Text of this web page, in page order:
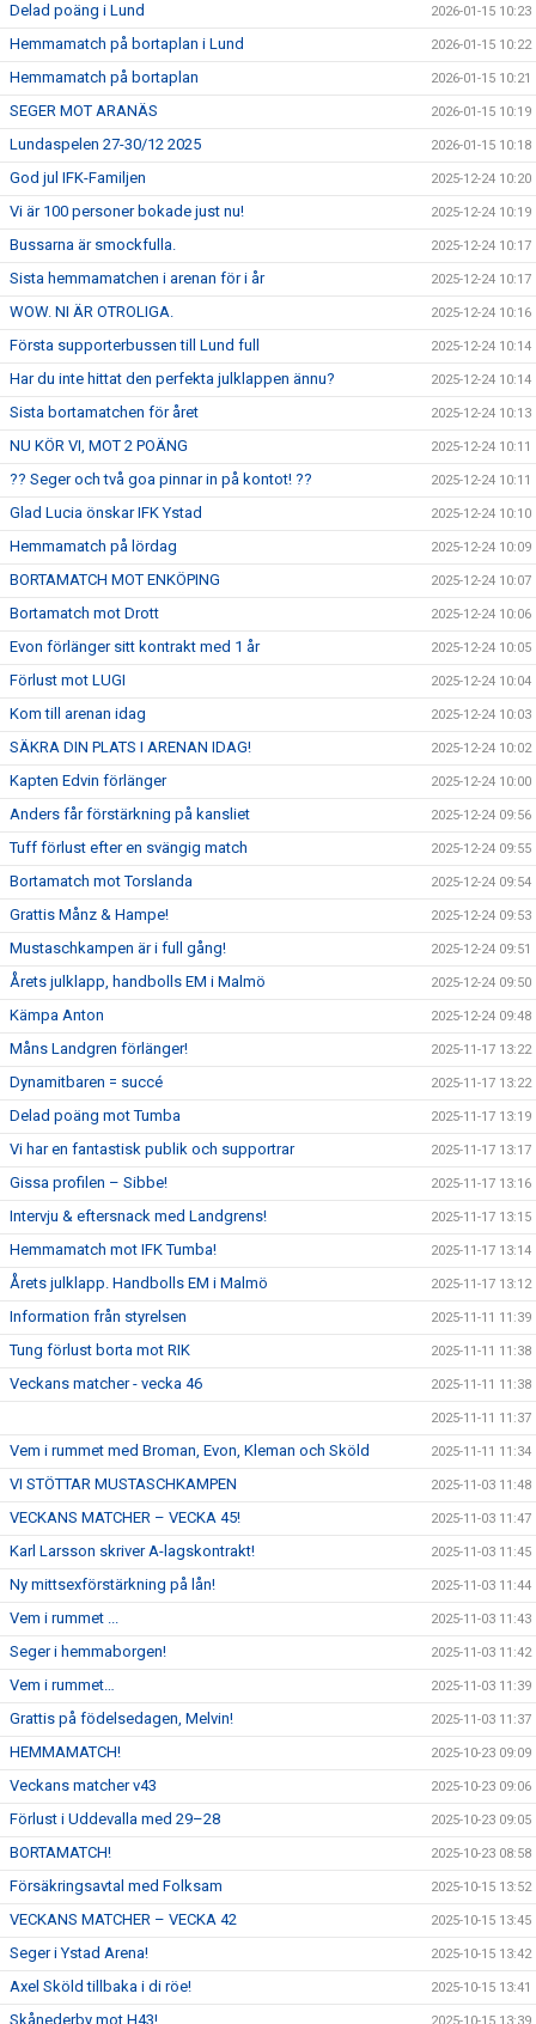
Delad poäng i Lund 2026-01-15 10:23
Hemmamatch på bortaplan i Lund 2026-01-15 10:22
Hemmamatch på bortaplan 2026-01-15 10:21
SEGER MOT ARANÄS 2026-01-15 10:19
Lundaspelen 27-30/12 2025 2026-01-15 10:18
God jul IFK-Familjen 2025-12-24 10:20
Vi är 100 personer bokade just nu! 2025-12-24 10:19
Bussarna är smockfulla. 2025-12-24 10:17
Sista hemmamatchen i arenan för i år 2025-12-24 10:17
WOW. NI ÄR OTROLIGA. 2025-12-24 10:16
Första supporterbussen till Lund full 2025-12-24 10:14
Har du inte hittat den perfekta julklappen ännu? 2025-12-24 10:14
Sista bortamatchen för året 2025-12-24 10:13
NU KÖR VI, MOT 2 POÄNG 2025-12-24 10:11
?? Seger och två goa pinnar in på kontot! ?? 2025-12-24 10:11
Glad Lucia önskar IFK Ystad 2025-12-24 10:10
Hemmamatch på lördag 2025-12-24 10:09
BORTAMATCH MOT ENKÖPING 2025-12-24 10:07
Bortamatch mot Drott 2025-12-24 10:06
Evon förlänger sitt kontrakt med 1 år 2025-12-24 10:05
Förlust mot LUGI 2025-12-24 10:04
Kom till arenan idag 2025-12-24 10:03
SÄKRA DIN PLATS I ARENAN IDAG! 2025-12-24 10:02
Kapten Edvin förlänger 2025-12-24 10:00
Anders får förstärkning på kansliet 2025-12-24 09:56
Tuff förlust efter en svängig match 2025-12-24 09:55
Bortamatch mot Torslanda 2025-12-24 09:54
Grattis Månz & Hampe! 2025-12-24 09:53
Mustaschkampen är i full gång! 2025-12-24 09:51
Årets julklapp, handbolls EM i Malmö 2025-12-24 09:50
Kämpa Anton 2025-12-24 09:48
Måns Landgren förlänger! 2025-11-17 13:22
Dynamitbaren = succé 2025-11-17 13:22
Delad poäng mot Tumba 2025-11-17 13:19
Vi har en fantastisk publik och supportrar 2025-11-17 13:17
Gissa profilen – Sibbe! 2025-11-17 13:16
Intervju & eftersnack med Landgrens! 2025-11-17 13:15
Hemmamatch mot IFK Tumba! 2025-11-17 13:14
Årets julklapp. Handbolls EM i Malmö 2025-11-17 13:12
Information från styrelsen 2025-11-11 11:39
Tung förlust borta mot RIK 2025-11-11 11:38
Veckans matcher - vecka 46 2025-11-11 11:38
2025-11-11 11:37
Vem i rummet med Broman, Evon, Kleman och Sköld 2025-11-11 11:34
VI STÖTTAR MUSTASCHKAMPEN 2025-11-03 11:48
VECKANS MATCHER – VECKA 45! 2025-11-03 11:47
Karl Larsson skriver A-lagskontrakt! 2025-11-03 11:45
Ny mittsexförstärkning på lån! 2025-11-03 11:44
Vem i rummet ... 2025-11-03 11:43
Seger i hemmaborgen! 2025-11-03 11:42
Vem i rummet… 2025-11-03 11:39
Grattis på födelsedagen, Melvin! 2025-11-03 11:37
HEMMAMATCH! 2025-10-23 09:09
Veckans matcher v43 2025-10-23 09:06
Förlust i Uddevalla med 29–28 2025-10-23 09:05
BORTAMATCH! 2025-10-23 08:58
Försäkringsavtal med Folksam 2025-10-15 13:52
VECKANS MATCHER – VECKA 42 2025-10-15 13:45
Seger i Ystad Arena! 2025-10-15 13:42
Axel Sköld tillbaka i di röe! 2025-10-15 13:41
Skånederby mot H43!